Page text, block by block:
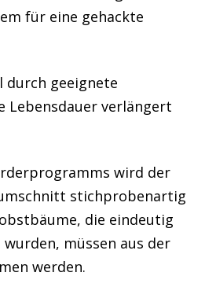
für eine gehackte
durch geeignete
Lebensdauer verlängert
wird der
stichprobenartig
die eindeutig
müssen aus der
werden.